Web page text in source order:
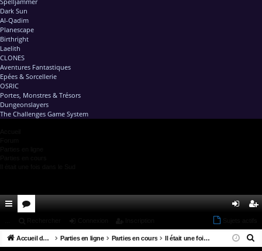
Dark Sun
Al-Qadim
Planescape
Birthright
Laelith
CLONES
Aventures Fantastiques
Epées & Sorcellerie
OSRIC
Portes, Monstres & Trésors
Dungeonslayers
The Challenges Game System
co u ne cri
Accueil du forum Parties en ligne Parties en cours Il était une fois dans le Sud